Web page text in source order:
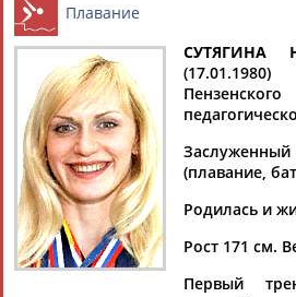
Найдено: 13181персон
Аслаудин
АБАЕВ
Елена
АБАИМОВА
Мария
Плавание
СУТЯГИНА
(плавание,
Родилась и
Рост 171 см.
Первый